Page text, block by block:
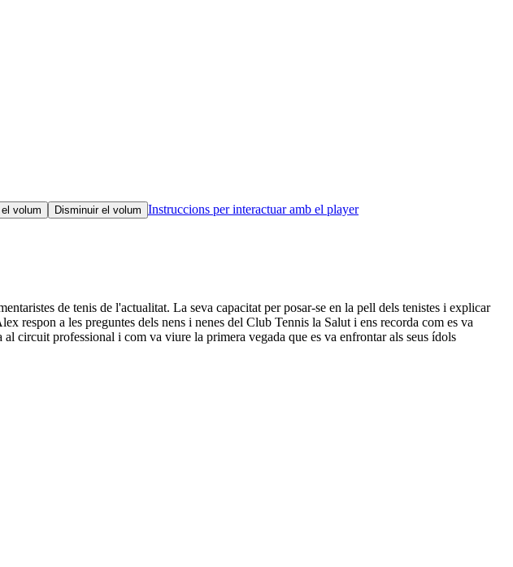
el volum Disminuir el volum Instruccions per interactuar amb el player
de tenis de l'actualitat. La seva capacitat per posar-se en la pell dels tenistes i explicar
respon a les preguntes dels nens i nenes del Club Tennis la Salut i ens recorda com es va
circuit professional i com va viure la primera vegada que es va enfrontar als seus ídols